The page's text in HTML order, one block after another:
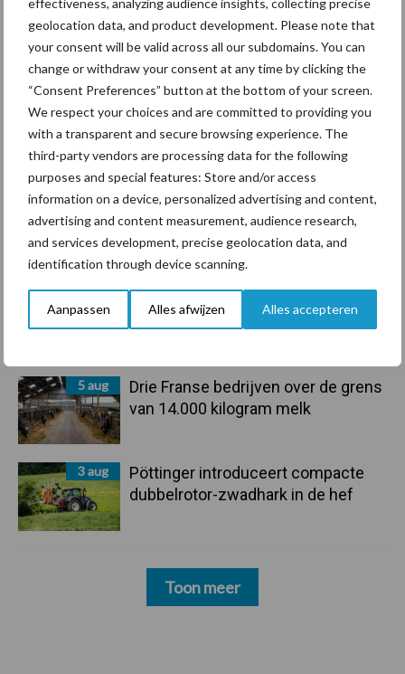
effectiveness, analyzing audience insights, collecting precise
geolocation data, and product development. Please note that
your consent will be valid across all our subdomains. You can
change or withdraw your consent at any time by clicking the
“Consent Preferences” button at the bottom of your screen.
We respect your choices and are committed to providing you
with a transparent and secure browsing experience. The
third-party vendors are processing data for the following
purposes and special features: Store and/or access
information on a device, personalized advertising and content,
advertising and content measurement, audience research,
and services development, precise geolocation data, and
identification through device scanning.
Aanpassen Alles afwijzen Alles accepteren
Primaire
Sidebar
Recent nieuws Partner nieuws
6 aug
ForFarmers ziet volume en
marktaandeel groeien in krimpende
Nederlandse markt
6 aug
Tien praktische tips voor een
langere levensduur
5 aug
“Vraag naar praktische
hygieneoplossingen is in Polen
5 aug
Drie Franse bedrijven over de grens
van 14.000 kilogram melk
3 aug
Pöttinger introduceert compacte
dubbelrotor-zwadhark in de hef
Toon meer